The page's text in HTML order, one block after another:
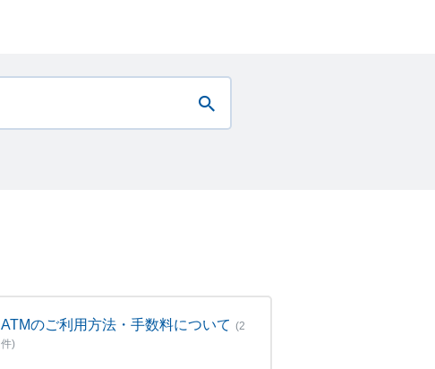
ATMのご利用方法・手数料について (2
件)